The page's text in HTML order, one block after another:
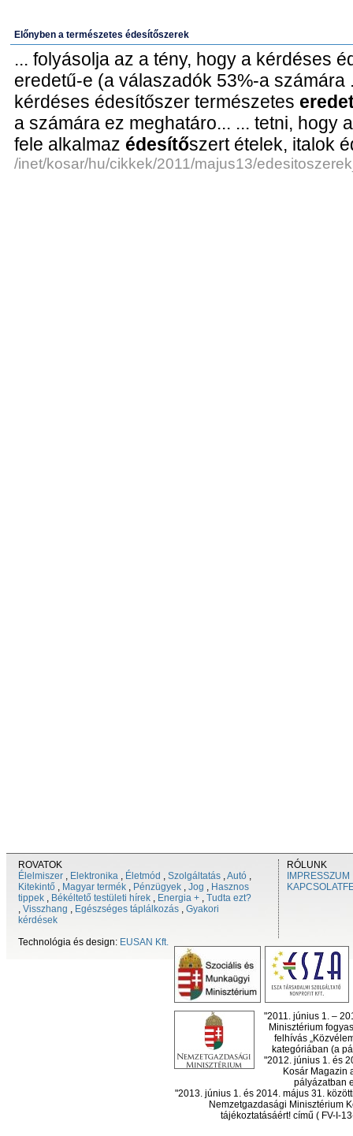
Előnyben a természetes édesítőszerek
... folyásolja az a tény, hogy a kérdéses
eredetű-e (a válaszadók 53%-a számára
kérdéses édesítőszer természetes
a számára ez meghatáro... ... tetni, hogy
fele alkalmaz édesítőszert ételek, italok
/inet/kosar/hu/cikkek/2011/majus13/
ROVATOK
Élelmiszer , Elektronika , Életmód , Szolgáltatás ,Autó ,
Kitekintő , Magyar termék , Pénzügyek , Jog , Hasznos
tippek , Békéltető testületi hírek , Energia + , Tudta ezt?
, Visszhang , Egészséges táplálkozás , Gyakori
kérdések
Technológia és design: EUSAN Kft.
RÓLUNK
IMPRESSZUM
"2011. június 1. –
Minisztérium
felhívás
kategóriában (a
"2012. június 1. és
Kosár Magazin
pályázatban
"2013. június 1. és 2014. május 31.
Nemzetgazdasági Minisztérium
tájékoztatásáért! című ( FV-I-